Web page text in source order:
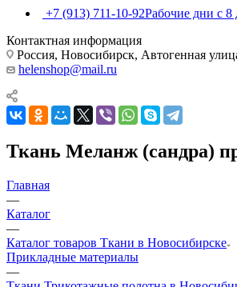
+7 (913) 711-10-92Рабочие дни с 8
Контактная информация
Россия, Новосибирск, Автогенная
helenshop@mail.ru
Ткань Меланж (сандра)
Главная
—
Каталог
—
Каталог товаров Ткани в Новосибирске
Прикладные материалы
—